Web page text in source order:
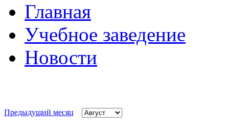
Главная
Учебное заведение
Новости
Предыдущий месяц